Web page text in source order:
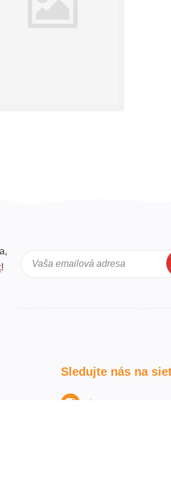
! Vaša emailová adresa
Sledujte nás na
Instagram